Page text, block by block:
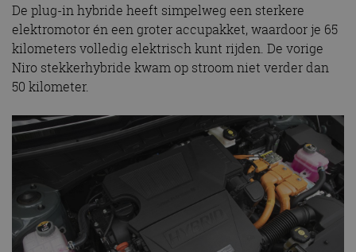
De plug-in hybride heeft simpelweg een sterkere
elektromotor én een groter accupakket, waardoor je 65
kilometers volledig elektrisch kunt rijden. De vorige
Niro stekkerhybride kwam op stroom niet verder dan
50 kilometer.